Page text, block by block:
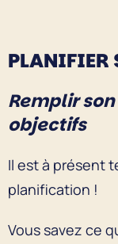
PLANIFIER
Remplir
objectifs
Il est à présent
planification !
Vous savez ce